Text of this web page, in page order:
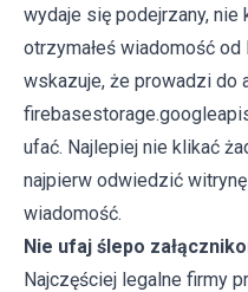
wydaje się podejrzany, nie
otrzymałeś wiadomość
wskazuje, że prowadzi do
ufać. Najlepiej nie klikać
najpierw odwiedzić witrynę
wiadomość.
Nie ufaj ślepo
Najczęściej legalne firmy